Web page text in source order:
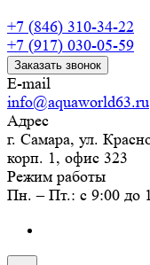
+7 (846) 310-34-22
+7 (917) 030-05-59
Заказать звонок
E-mail
info@aquaworld63.ru
Адрес
г. Самара, ул.
корп. 1, офис 323
Режим работы
Пн. – Пт.: с 9:00 до